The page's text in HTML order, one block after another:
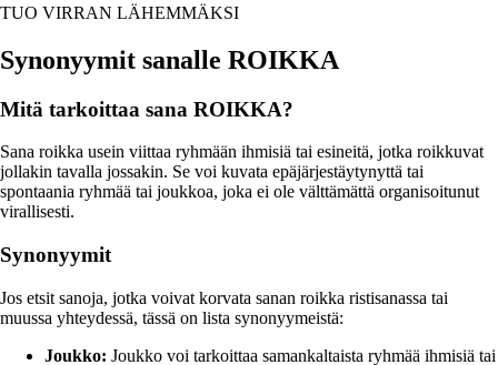
TUO VIRRAN LÄHEMMÄKSI
Synonyymit sanalle ROIKKA
Mitä tarkoittaa sana ROIKKA?
Sana roikka usein viittaa ryhmään ihmisiä tai esineitä, jotka roikkuvat
jollakin tavalla jossakin. Se voi kuvata epäjärjestäytynyttä tai
spontaania ryhmää tai joukkoa, joka ei ole välttämättä organisoitunut
virallisesti.
Synonyymit
Jos etsit sanoja, jotka voivat korvata sanan roikka ristisanassa tai
muussa yhteydessä, tässä on lista synonyymeistä:
Joukko: Joukko voi tarkoittaa samankaltaista ryhmää ihmisiä tai